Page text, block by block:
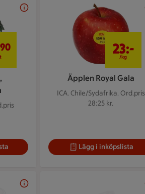
90
Äpplen Royal Gala
ICA. Chile/Sydafrika. Ord.pris
28:25 kr.
23:-
/kg
Lägg i inköpslista